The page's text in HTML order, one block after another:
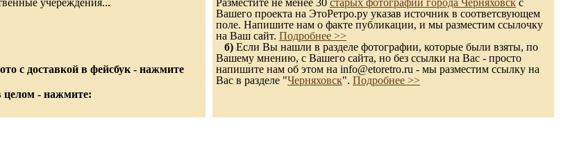
учереждения...
с доставкой в фейсбук - нажмите
целом - нажмите:
Разместите не менее 30 старых фотографий города Черняховск с
Вашего проекта на ЭтоРетро.ру указав источник в соответсвующем
поле. Напишите нам о факте публикации, и мы разместим ссылочку
на Ваш сайт. Подробнее >>
б) Если Вы нашли в разделе фотографии, которые были взяты, по
Вашему мнению, с Вашего сайта, но без ссылки на Вас - просто
напишите нам об этом на info@etoretro.ru - мы разместим ссылку на
Вас в разделе "Черняховск". Подробнее >>